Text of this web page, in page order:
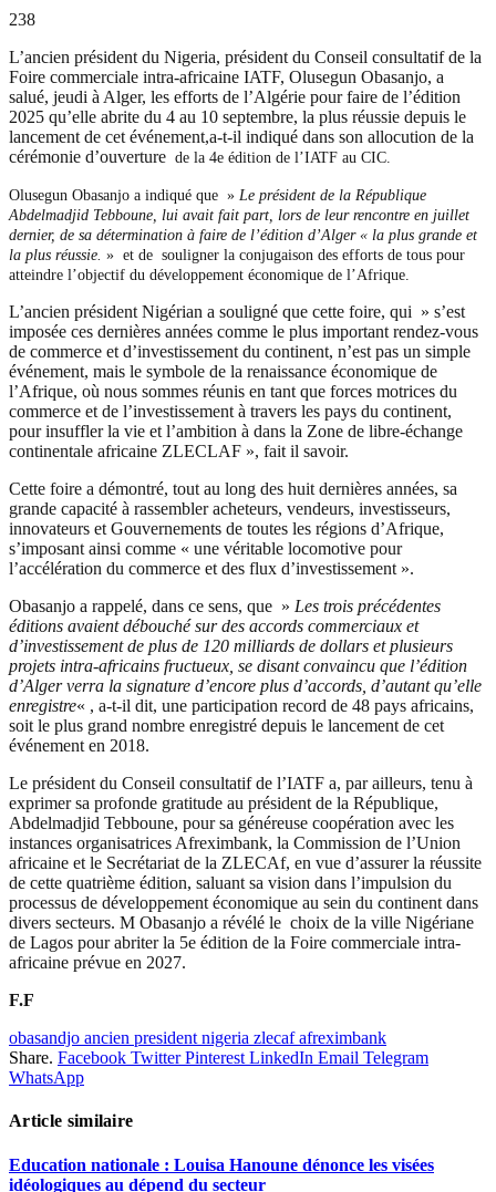
238
L’ancien président du Nigeria, président du Conseil consultatif de la
Foire commerciale intra-africaine IATF, Olusegun Obasanjo, a
salué, jeudi à Alger, les efforts de l’Algérie pour faire de l’édition
2025 qu’elle abrite du 4 au 10 septembre, la plus réussie depuis le
lancement de cet événement,a-t-il indiqué dans son allocution de la
cérémonie d’ouverture de la 4e édition de l’IATF au CIC.
Olusegun Obasanjo a indiqué que » Le président de la République
Abdelmadjid Tebboune, lui avait fait part, lors de leur rencontre en juillet
dernier, de sa détermination à faire de l’édition d’Alger « la plus grande et
la plus réussie. » et de souligner la conjugaison des efforts de tous pour
atteindre l’objectif du développement économique de l’Afrique.
L’ancien président Nigérian a souligné que cette foire, qui » s’est
imposée ces dernières années comme le plus important rendez-vous
de commerce et d’investissement du continent, n’est pas un simple
événement, mais le symbole de la renaissance économique de
l’Afrique, où nous sommes réunis en tant que forces motrices du
commerce et de l’investissement à travers les pays du continent,
pour insuffler la vie et l’ambition à dans la Zone de libre-échange
continentale africaine ZLECLAF », fait il savoir.
Cette foire a démontré, tout au long des huit dernières années, sa
grande capacité à rassembler acheteurs, vendeurs, investisseurs,
innovateurs et Gouvernements de toutes les régions d’Afrique,
s’imposant ainsi comme « une véritable locomotive pour
l’accélération du commerce et des flux d’investissement ».
Obasanjo a rappelé, dans ce sens, que » Les trois précédentes
éditions avaient débouché sur des accords commerciaux et
d’investissement de plus de 120 milliards de dollars et plusieurs
projets intra-africains fructueux, se disant convaincu que l’édition
d’Alger verra la signature d’encore plus d’accords, d’autant qu’elle
enregistre« , a-t-il dit, une participation record de 48 pays africains,
soit le plus grand nombre enregistré depuis le lancement de cet
événement en 2018.
Le président du Conseil consultatif de l’IATF a, par ailleurs, tenu à
exprimer sa profonde gratitude au président de la République,
Abdelmadjid Tebboune, pour sa généreuse coopération avec les
instances organisatrices Afreximbank, la Commission de l’Union
africaine et le Secrétariat de la ZLECAf, en vue d’assurer la réussite
de cette quatrième édition, saluant sa vision dans l’impulsion du
processus de développement économique au sein du continent dans
divers secteurs. M Obasanjo a révélé le choix de la ville Nigériane
de Lagos pour abriter la 5e édition de la Foire commerciale intra-
africaine prévue en 2027.
F.F
obasandjo ancien president nigeria zlecaf afreximbank
Share. Facebook Twitter Pinterest LinkedIn Email Telegram
WhatsApp
Article similaire
Education nationale : Louisa Hanoune dénonce les visées
idéologiques au dépend du secteur